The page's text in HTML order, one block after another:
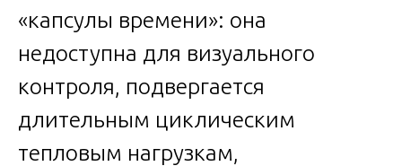
«капсулы времени»: она
недоступна для визуального
контроля, подвергается
длительным циклическим
тепловым нагрузкам,